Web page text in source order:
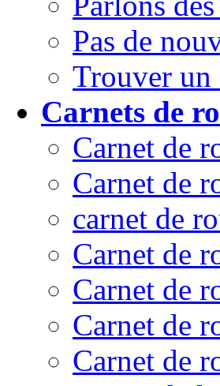
Pas de
Trouver un
Carnets de
Carnet de
Carnet de
carnet de
Carnet de
Carnet de
Carnet de
Carnet de